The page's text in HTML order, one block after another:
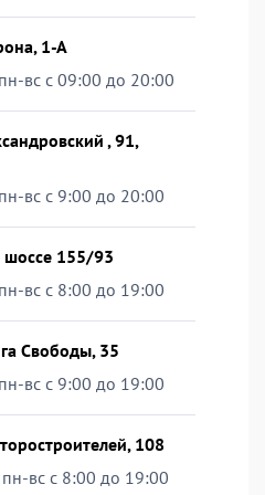
1-А
пн-вс с 09:00 до 20:00
, 91,
пн-вс с 9:00 до 20:00
шоссе 155/93
пн-вс с 8:00 до 19:00
Свободы, 35
пн-вс с 9:00 до 19:00
108
пн-вс с 8:00 до 19:00